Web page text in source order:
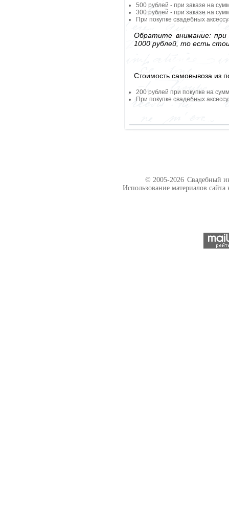
500 рублей - при заказе на
300 рублей - при заказе на
При покупке свадебных
Обратите внимание: при
1000 рублей, то есть
Стоимость самовывоза из
200 рублей при покупке на
При покупке свадебных
© 2005-2026 Свадебный
Использование материалов